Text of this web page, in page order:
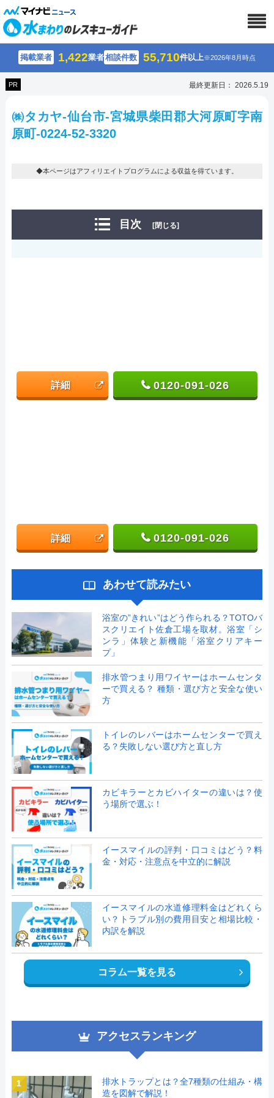
掲載業者 1,422業者相談件数 55,710件以上※2026年8月時点
PR 最終更新日： 2026.5.19
㈱タカヤ-仙台市-宮城県柴田郡大河原町字南
原町-0224-52-3320
◆本ページはアフィリエイトプログラムによる収益を得ています。
目次 [閉じる]
詳細 0120-091-026
詳細 0120-091-026
あわせて読みたい
浴室の”きれい”はどう作られる？TOTOバ
スクリエイト佐倉工場を取材。浴室「シ
ンラ」体験と新機能「浴室クリアキー
プ」
排水管つまり用ワイヤーはホームセンタ
ーで買える？ 種類・選び方と安全な使い
方
トイレのレバーはホームセンターで買え
る？失敗しない選び方と直し方
カビキラーとカビハイターの違いは？使
う場所で選ぶ！
イースマイルの評判・口コミはどう？料
金・対応・注意点を中立的に解説
イースマイルの水道修理料金はどれくら
い？トラブル別の費用目安と相場比較・
内訳を解説
コラム一覧を見る
アクセスランキング
1
排水トラップとは？全7種類の仕組み・構
造を図解で解説！